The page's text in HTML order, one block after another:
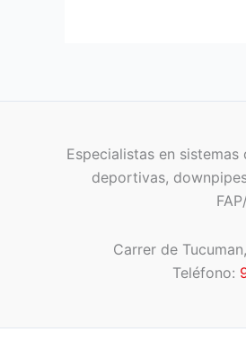
Especialistas en
deportivas,
Carrer de
Teléfono: